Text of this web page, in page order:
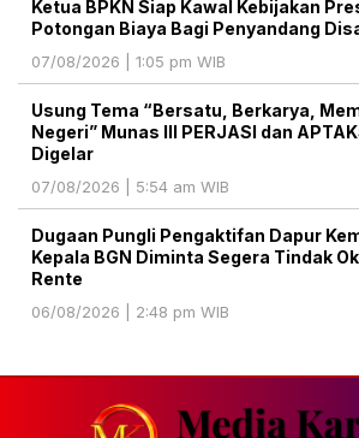
Ketua BPKN Siap Kawal Kebijakan
Potongan Biaya Bagi Penyandang
07/08/2026 | 1:05 pm WIB
Usung Tema “Bersatu, Berkarya,
Negeri” Munas III PERJASI dan
Digelar
07/08/2026 | 5:54 am WIB
Dugaan Pungli Pengaktifan Dapur
Kepala BGN Diminta Segera Tindak
Rente
06/08/2026 | 2:48 pm WIB